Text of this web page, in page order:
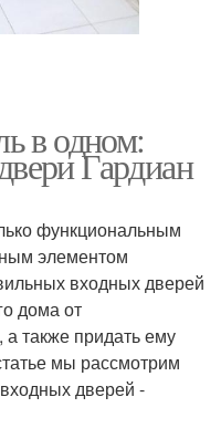
в одном:
Гардиан
функциональным
элементом
входных дверей
дома от
а также придать ему
мы рассмотрим
дверей -